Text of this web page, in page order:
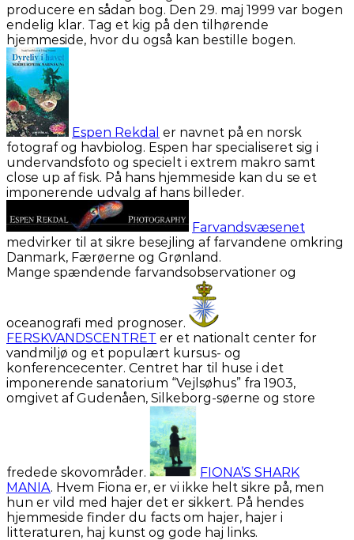
producere en sådan bog. Den 29. maj 1999 var bogen
endelig klar. Tag et kig på den tilhørende
hjemmeside, hvor du også kan bestille bogen.
Espen Rekdal er navnet på en norsk
fotograf og havbiolog. Espen har specialiseret sig i
undervandsfoto og specielt i extrem makro samt
close up af fisk. På hans hjemmeside kan du se et
imponerende udvalg af hans billeder.
Farvandsvæsenet
medvirker til at sikre besejling af farvandene omkring
Danmark, Færøerne og Grønland.
Mange spændende farvandsobservationer og
oceanografi med prognoser.
FERSKVANDSCENTRET er et nationalt center for
vandmiljø og et populært kursus- og
konferencecenter. Centret har til huse i det
imponerende sanatorium “Vejlsøhus” fra 1903,
omgivet af Gudenåen, Silkeborg-søerne og store
fredede skovområder.
FIONA’S SHARK
MANIA. Hvem Fiona er, er vi ikke helt sikre på, men
hun er vild med hajer det er sikkert. På hendes
hjemmeside finder du facts om hajer, hajer i
litteraturen, haj kunst og gode haj links.